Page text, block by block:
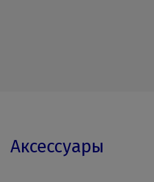
Аксессуары